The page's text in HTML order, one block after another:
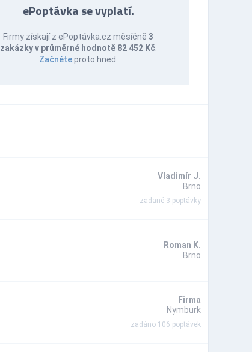
ePoptávka se vyplatí.
Firmy získají z ePoptávka.cz měsíčně3
zakázky v průměrné hodnotě 82 452 Kč.
Začněteproto hned.
Vladimír J.
Brno
zadané 3 poptávky
Roman K.
Brno
Firma
Nymburk
zadáno 106 poptávek